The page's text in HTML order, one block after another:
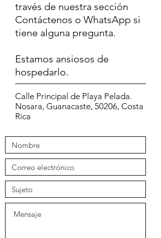
través de nuestra sección
Contáctenos o WhatsApp si
tiene alguna pregunta.
Estamos ansiosos de
hospedarlo.
Calle Principal de Playa Pelada.
Nosara, Guanacaste, 50206, Costa
Rica